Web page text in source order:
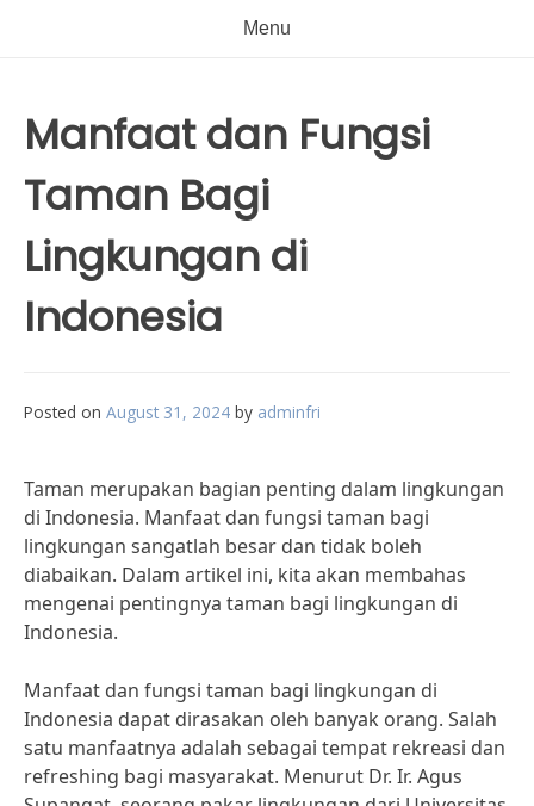
Menu
Manfaat dan Fungsi
Taman Bagi
Lingkungan di
Indonesia
Posted on August 31, 2024 by adminfri
Taman merupakan bagian penting dalam lingkungan
di Indonesia. Manfaat dan fungsi taman bagi
lingkungan sangatlah besar dan tidak boleh
diabaikan. Dalam artikel ini, kita akan membahas
mengenai pentingnya taman bagi lingkungan di
Indonesia.
Manfaat dan fungsi taman bagi lingkungan di
Indonesia dapat dirasakan oleh banyak orang. Salah
satu manfaatnya adalah sebagai tempat rekreasi dan
refreshing bagi masyarakat. Menurut Dr. Ir. Agus